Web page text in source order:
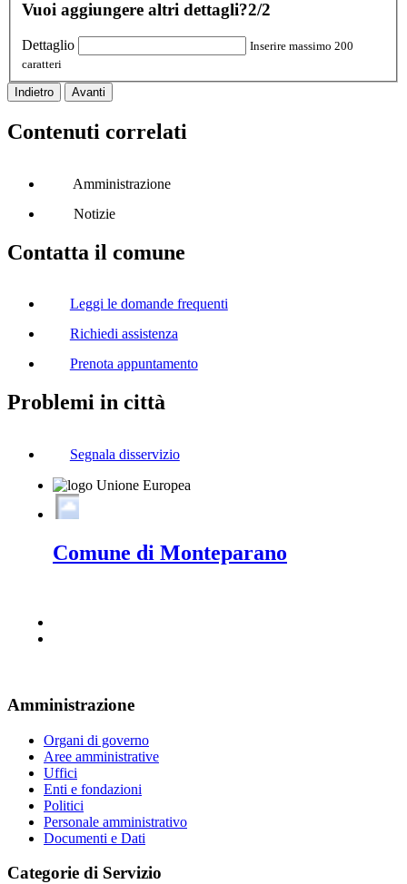
Vuoi aggiungere altri dettagli?2/2
Dettaglio
Inserire massimo 200
caratteri
Indietro Avanti
Contenuti correlati
Amministrazione
Notizie
Contatta il comune
Leggi le domande frequenti
Richiedi assistenza
Prenota appuntamento
Problemi in città
Segnala disservizio
Comune di Monteparano
Amministrazione
Organi di governo
Aree amministrative
Uffici
Enti e fondazioni
Politici
Personale amministrativo
Documenti e Dati
Categorie di Servizio